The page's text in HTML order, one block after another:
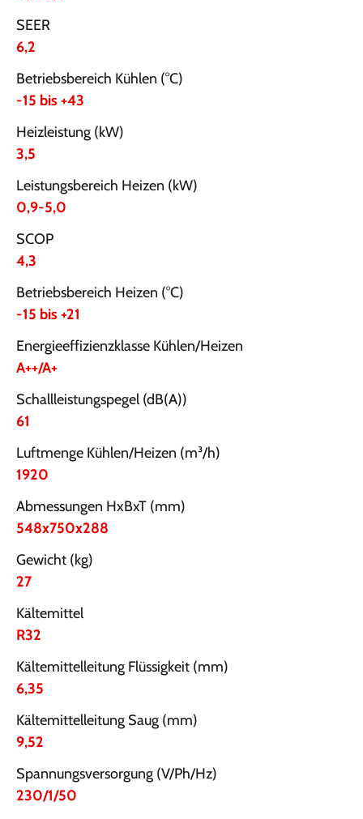
SEER
6,2
Betriebsbereich Kühlen (°C)
-15 bis +43
Heizleistung (kW)
3,5
Leistungsbereich Heizen (kW)
0,9-5,0
SCOP
4,3
Betriebsbereich Heizen (°C)
-15 bis +21
Energieeffizienzklasse Kühlen/Heizen
A++/A+
Schallleistungspegel (dB(A))
61
Luftmenge Kühlen/Heizen (m³/h)
1920
Abmessungen HxBxT (mm)
548x750x288
Gewicht (kg)
27
Kältemittel
R32
Kältemittelleitung Flüssigkeit (mm)
6,35
Kältemittelleitung Saug (mm)
9,52
Spannungsversorgung (V/Ph/Hz)
230/1/50